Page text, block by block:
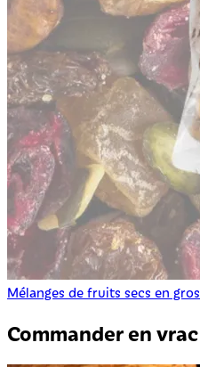
Mélanges de fruits secs en gros
Commander en vrac